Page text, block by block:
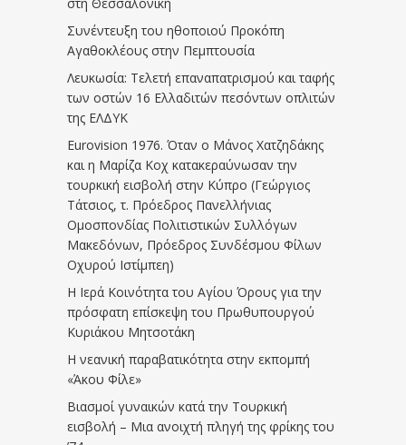
Συνέντευξη του ηθοποιού Προκόπη
Αγαθοκλέους στην Πεμπτουσία
Λευκωσία: Τελετή επαναπατρισμού και ταφής
των οστών 16 Ελλαδιτών πεσόντων οπλιτών
της ΕΛΔΥΚ
Eurovision 1976. Όταν ο Μάνος Χατζηδάκης
και η Μαρίζα Κοχ κατακεραύνωσαν την
τουρκική εισβολή στην Κύπρο (Γεώργιος
Τάτσιος, τ. Πρόεδρος Πανελλήνιας
Ομοσπονδίας Πολιτιστικών Συλλόγων
Μακεδόνων, Πρόεδρος Συνδέσμου Φίλων
Οχυρού Ιστίμπεη)
Η Ιερά Κοινότητα του Αγίου Όρους για την
πρόσφατη επίσκεψη του Πρωθυπουργού
Κυριάκου Μητσοτάκη
Η νεανική παραβατικότητα στην εκπομπή
«Άκου Φίλε»
Βιασμοί γυναικών κατά την Τουρκική
εισβολή – Μια ανοιχτή πληγή της φρίκης του